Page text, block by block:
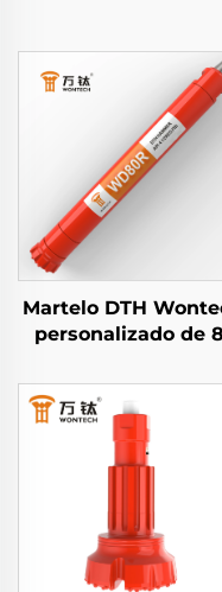
Martelo DTH
personalizado de
QL80 SD8 para
perfuração de poços
de água
fundações